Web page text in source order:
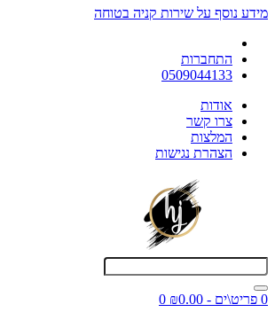
מידע נוסף על שירות קניה בטוחה
התחברות
0509044133
אודות
צרו קשר
המלצות
הצהרת נגישות
0 פריט\ים - ₪0.00
0